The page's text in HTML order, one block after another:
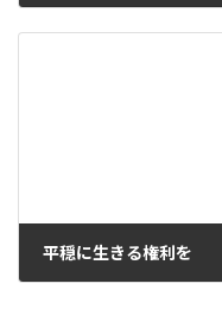
平穏に生きる権利を